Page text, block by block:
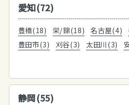
愛知(72)
豊橋(18) 栄/錦(18) 名古屋(4)
豊田市(3)
刈谷(3) 太田川(3)
静岡(55)